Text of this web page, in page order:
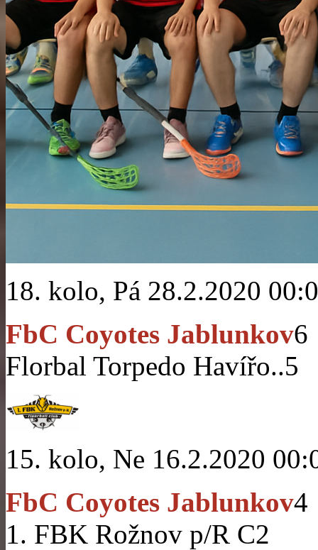
18. kolo, Pá 28.2.2020
FbC Coyotes Jablunkov6
Florbal Torpedo Havířo..5
15. kolo, Ne 16.2.2020
FbC Coyotes Jablunkov4
1. FBK Rožnov p/R C2